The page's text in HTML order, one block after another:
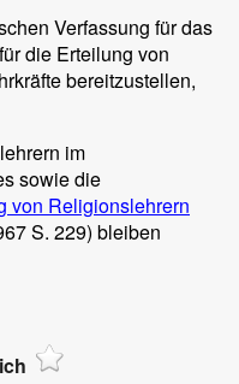
Verfassung für das
die Erteilung von
bereitzustellen,
im
sowie die
von Religionslehrern
S. 229) bleiben